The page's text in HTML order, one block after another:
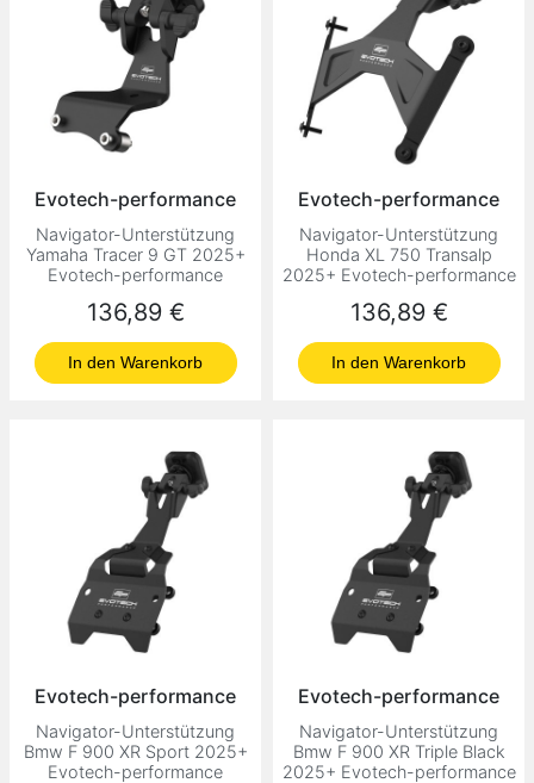
Evotech-performance
Navigator-Unterstützung
Yamaha Tracer 9 GT 2025+
Evotech-performance
Preis
136,89 €
In den Warenkorb
Evotech-performance
Navigator-Unterstützung
Honda XL 750 Transalp
2025+ Evotech-performance
Preis
136,89 €
In den Warenkorb
Evotech-performance
Navigator-Unterstützung
Bmw F 900 XR Sport 2025+
Evotech-performance
Evotech-performance
Navigator-Unterstützung
Bmw F 900 XR Triple Black
2025+ Evotech-performance